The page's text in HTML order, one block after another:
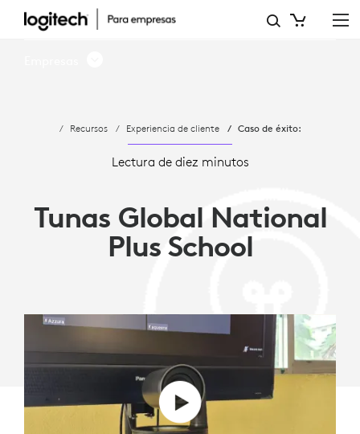
ESTUDIO
GLOBAL
NATIONAL
PLUS
SCHOOL
IMPULSA
APRENDIZAJE
REMOTO
Recursos Experiencia de cliente Caso de éxito:
Lectura de diez minutos
Tunas Global National
Plus School